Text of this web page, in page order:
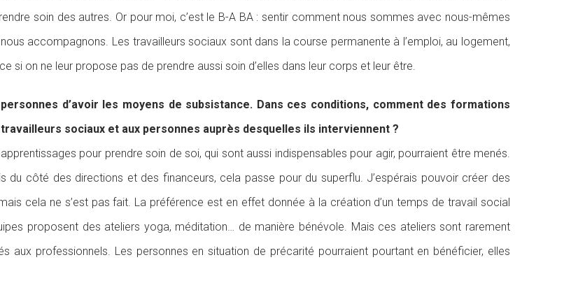
soin des autres. Or pour moi, c’est le B-A BA : sentir comment nous sommes avec nous-mêmes
accompagnons. Les travailleurs sociaux sont dans la course permanente à l’emploi, au logement,
si on ne leur propose pas de prendre aussi soin d’elles dans leur corps et leur être.
d’avoir les moyens de subsistance. Dans ces conditions, comment des formations
sociaux et aux personnes auprès desquelles ils interviennent ?
pour prendre soin de soi, qui sont aussi indispensables pour agir, pourraient être menés.
côté des directions et des financeurs, cela passe pour du superflu. J’espérais pouvoir créer des
cela ne s’est pas fait. La préférence est en effet donnée à la création d’un temps de travail social
proposent des ateliers yoga, méditation… de manière bénévole. Mais ces ateliers sont rarement
professionnels. Les personnes en situation de précarité pourraient pourtant en bénéficier, elles